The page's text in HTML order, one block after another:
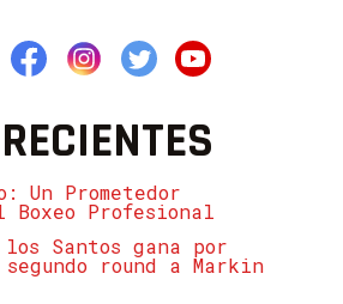
Un Prometedor
Boxeo Profesional
Santos gana por
round a Markin